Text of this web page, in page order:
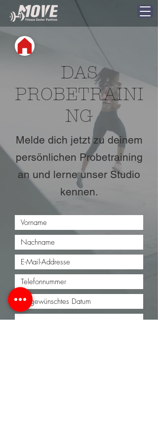
DAS
PROBETRAINI
NG
Melde dich jetzt zu deinem
persönlichen Probetraining
an und lerne unser Studio
kennen.